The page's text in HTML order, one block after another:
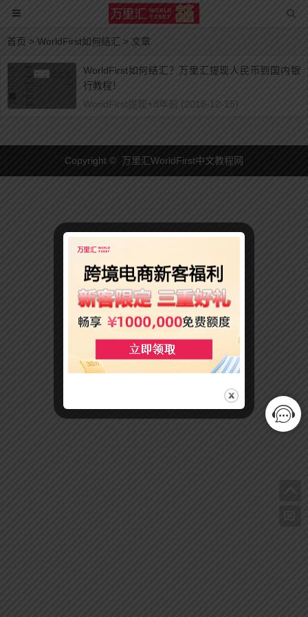
首页 > WorldFirst如何结汇 > 文章
WorldFirst如何结汇？万里汇提现人民币到国内银
行教程！
WorldFirst提现 • 8年前 (2018-12-15)
Copyright © 万里汇WorldFirst中文教程网